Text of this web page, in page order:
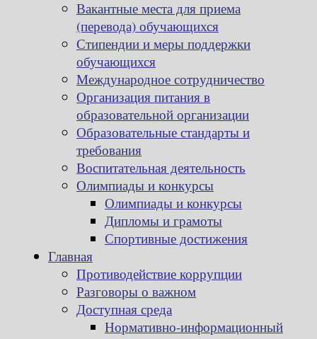
Вакантные места для приема
(перевода) обучающихся
Стипендии и меры поддержки
обучающихся
Международное сотрудничество
Организация питания в
образовательной организации
Образовательные стандарты и
требования
Воспитательная деятельность
Олимпиады и конкурсы
Олимпиады и конкурсы
Дипломы и грамоты
Спортивные достижения
Главная
Противодействие коррупции
Разговоры о важном
Доступная среда
Нормативно-информационный